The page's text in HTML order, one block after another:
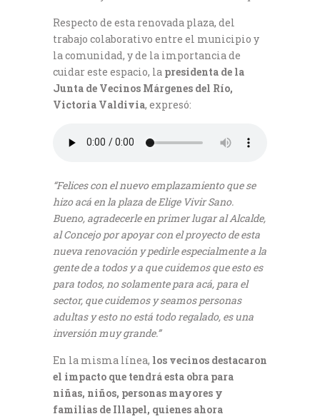
Respecto de esta renovada plaza, del
trabajo colaborativo entre el municipio y
la comunidad, y de la importancia de
cuidar este espacio, la presidenta de la
Junta de Vecinos Márgenes del Río,
Victoria Valdivia, expresó:
“Felices con el nuevo emplazamiento que se
hizo acá en la plaza de Elige Vivir Sano.
Bueno, agradecerle en primer lugar al Alcalde,
al Concejo por apoyar con el proyecto de esta
nueva renovación y pedirle especialmente a la
gente de a todos y a que cuidemos que esto es
para todos, no solamente para acá, para el
sector, que cuidemos y seamos personas
adultas y esto no está todo regalado, es una
inversión muy grande.”
En la misma línea, los vecinos destacaron
el impacto que tendrá esta obra para
niñas, niños, personas mayores y
familias de Illapel, quienes ahora